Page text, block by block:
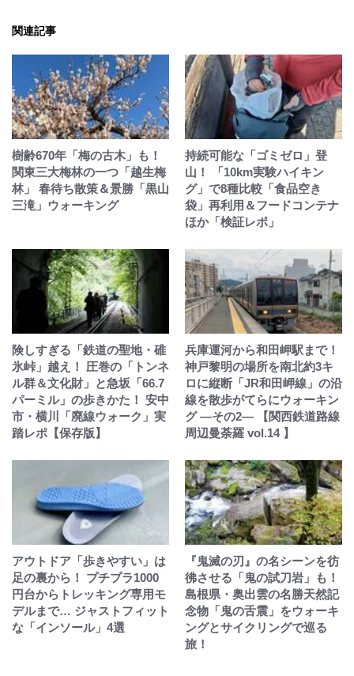
関連記事
樹齢670年「梅の古木」も！
関東三大梅林の一つ「越生梅
林」 春待ち散策＆景勝「黒山
三滝」ウォーキング
持続可能な「ゴミゼロ」登
山！ 「10km実験ハイキン
グ」で8種比較「食品空き
袋」再利用＆フードコンテナ
ほか「検証レポ」
険しすぎる「鉄道の聖地・碓
氷峠」越え！ 圧巻の「トンネ
ル群＆文化財」と急坂「66.7
パーミル」の歩きかた！ 安中
市・横川「廃線ウォーク」実
踏レポ【保存版】
兵庫運河から和田岬駅まで！
神戸黎明の場所を南北約3キ
ロに縦断「JR和田岬線」の沿
線を散歩がてらにウォーキン
グ ―その2― 【関西鉄道路線
周辺曼荼羅 vol.14 】
アウトドア「歩きやすい」は
足の裏から！ プチプラ1000
円台からトレッキング専用モ
デルまで… ジャストフィット
な「インソール」4選
『鬼滅の刃』の名シーンを彷
彿させる「鬼の試刀岩」も！
島根県・奥出雲の名勝天然記
念物「鬼の舌震」をウォーキ
ングとサイクリングで巡る
旅！